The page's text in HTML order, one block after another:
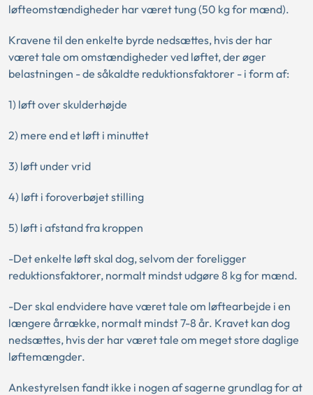
løfteomstændigheder har været tung (50 kg for mænd).
Kravene til den enkelte byrde nedsættes, hvis der har
været tale om omstændigheder ved løftet, der øger
belastningen - de såkaldte reduktionsfaktorer - i form af:
1) løft over skulderhøjde
2) mere end et løft i minuttet
3) løft under vrid
4) løft i foroverbøjet stilling
5) løft i afstand fra kroppen
-Det enkelte løft skal dog, selvom der foreligger
reduktionsfaktorer, normalt mindst udgøre 8 kg for mænd.
-Der skal endvidere have været tale om løftearbejde i en
længere årrække, normalt mindst 7-8 år. Kravet kan dog
nedsættes, hvis der har været tale om meget store daglige
løftemængder.
Ankestyrelsen fandt ikke i nogen af sagerne grundlag for at